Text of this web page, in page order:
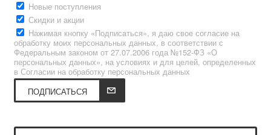
Новые поступления
Скидки и акции
Нажимая кнопку «Подписаться», я даю свое согласие на
обработку моих персональных данных, в соответствии с
Федеральным законом от 27.07.2006 года №152-ФЗ «О
персональных данных», на условиях и для целей, определенных
в Согласии на обработку персональных данных
ПОДПИСАТЬСЯ